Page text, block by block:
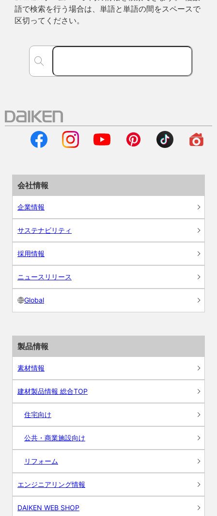
語で検索を行う場合は、単語と単語の間をスペースで
区切ってください。
会社情報
企業情報
サステナビリティ
採用情報
ニュースリリース
Global
製品情報
素材情報
建材製品情報 総合TOP
住宅向け
公共・商業施設向け
リフォーム
エンジニアリング情報
DAIKEN WEB SHOP